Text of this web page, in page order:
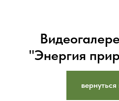
"Энергия